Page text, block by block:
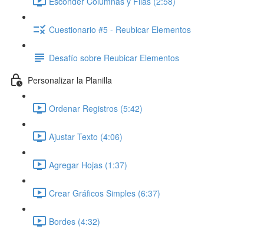
Cuestionario #5 - Reubicar Elementos
Desafío sobre Reubicar Elementos
Personalizar la Planilla
Ordenar Registros (5:42)
Ajustar Texto (4:06)
Agregar Hojas (1:37)
Crear Gráficos Simples (6:37)
Bordes (4:32)